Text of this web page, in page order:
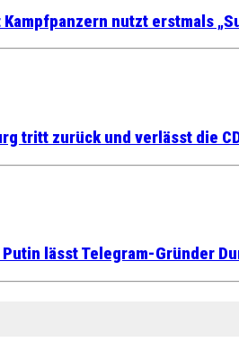
nutzt erstmals
tritt zurück und verlässt die
lässt Telegram-Gründer